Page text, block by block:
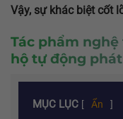
Vậy, sự khác biệt cốt
Tác phẩm
hộ tự động
MỤC LỤC [ Ẩn ]